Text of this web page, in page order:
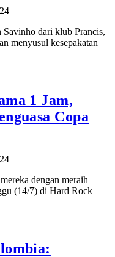
Savinho dari klub Prancis,
menyusul kesepakatan
1 Jam,
Copa
dengan meraih
(14/7) di Hard Rock